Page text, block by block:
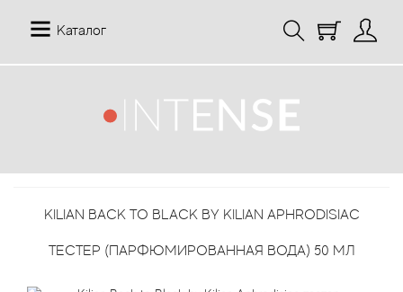
Каталог
KILIAN BACK TO BLACK BY KILIAN APHRODISIAC
ТЕСТЕР (ПАРФЮМИРОВАННАЯ ВОДА) 50 МЛ
12 Parfumeurs Francais
19-69
27 87 Perfumes
Отзывы
Доставка
История заказов
Рассылка новостей